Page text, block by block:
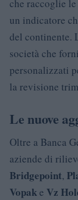
che raccoglie
un indicatore
del continente.
società che
personalizzati
la revisione
Le nuove
Oltre a Banca
aziende di
Bridgepoint,
Vopake Vz